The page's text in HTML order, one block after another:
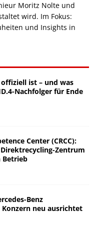
Moritz Nolte und
wird. Im Fokus:
und Insights in
offiziell ist – und was
Nachfolger für Ende
Center (CRCC):
Zentrum
Betrieb
Benz
neu ausrichtet